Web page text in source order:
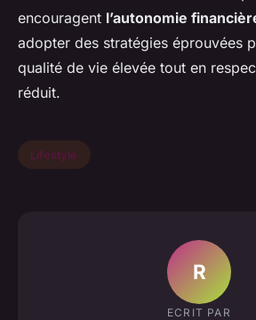
encouragent l’autonomie
adopter des stratégies éprouvées
qualité de vie élevée tout en
réduit.
Lifestyle
R
ECRIT PAR